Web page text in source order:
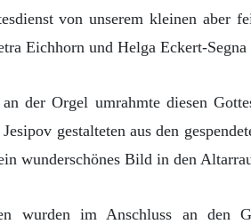
von unserem kleinen aber
Eichhorn und Helga Eckert-
der Orgel umrahmte diesen
gestalteten aus den
wunderschönes Bild in den
wurden im Anschluss an den